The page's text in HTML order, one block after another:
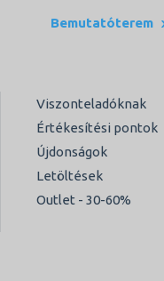
Bemutatóterem
Viszonteladóknak
Értékesítési pontok
Újdonságok
Letöltések
Outlet - 30-60%